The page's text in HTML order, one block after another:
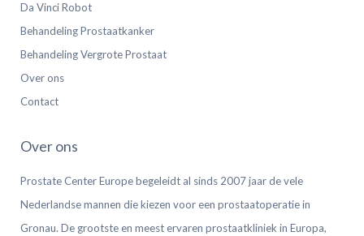
Da Vinci Robot
Behandeling Prostaatkanker
Behandeling Vergrote Prostaat
Over ons
Contact
Over ons
Prostate Center Europe begeleidt al sinds 2007 jaar de vele
Nederlandse mannen die kiezen voor een prostaatoperatie in
Gronau. De grootste en meest ervaren prostaatkliniek in Europa,